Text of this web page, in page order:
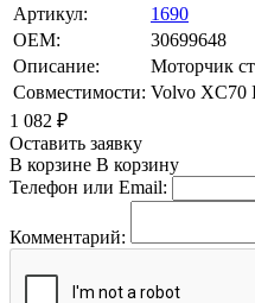
Артикул:
1690
OEM:
30699648
Описание:
Моторчик
Совместимости: Volvo XC70
1 082 ₽
Оставить заявку
В корзине В корзину
Телефон или Email:
Комментарий: